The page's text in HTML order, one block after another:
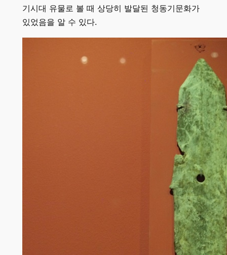
기시대 유물로 볼 때 상당히 발달된 청동기문화가
있었음을 알 수 있다.